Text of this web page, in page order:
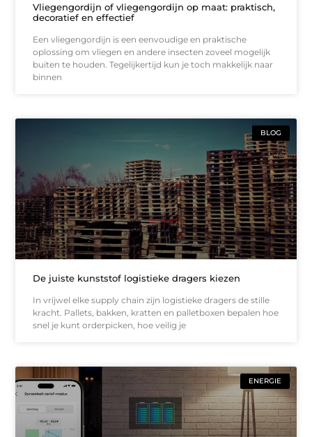
Vliegengordijn of vliegengordijn op maat: praktisch,
decoratief en effectief
Een vliegengordijn is een eenvoudige en praktische
oplossing om vliegen en andere insecten zoveel mogelijk
buiten te houden. Tegelijkertijd kun je toch makkelijk naar
binnen
BLOG
De juiste kunststof logistieke dragers kiezen
In vrijwel elke supply chain zijn logistieke dragers de stille
kracht. Pallets, bakken, kratten en palletboxen bepalen hoe
snel je kunt orderpicken, hoe veilig je
ENERGIE